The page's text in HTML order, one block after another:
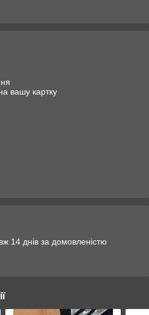
вашу картку
14 днів за домовленістю